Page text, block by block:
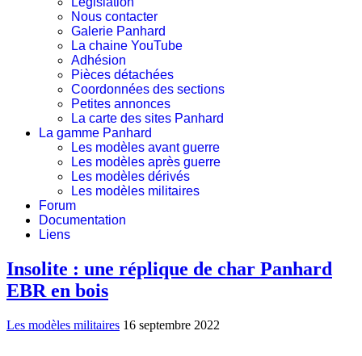
Nous contacter
Galerie Panhard
La chaine YouTube
Adhésion
Pièces détachées
Coordonnées des sections
Petites annonces
La carte des sites Panhard
La gamme Panhard
Les modèles avant guerre
Les modèles après guerre
Les modèles dérivés
Les modèles militaires
Forum
Documentation
Liens
Insolite : une réplique de char Panhard
EBR en bois
Les modèles militaires 16 septembre 2022